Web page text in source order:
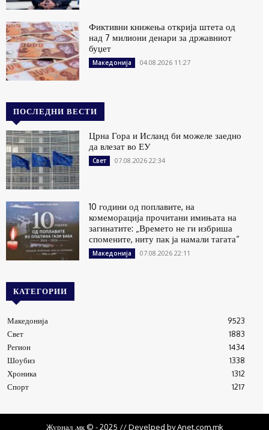
Фиктивни книжења открија штета од
над 7 милиони денари за државниот
буџет
Македонија 04.08.2026 11:27
ПОСЛЕДНИ ВЕСТИ
Црна Гора и Исланд би можеле заедно
да влезат во ЕУ
Свет 07.08.2026 22:34
10 години од поплавите, на
комеморација прочитани имињата на
загинатите: „Времето не ги избриша
спомените, ниту пак ја намали тагата“
Македонија 07.08.2026 22:11
КАТЕГОРИИ
Македонија
9523
Свет
1883
Регион
1434
Шоубиз
1338
Хроника
1312
Спорт
1217
Журнал .мк © - 2025 // Develped by Anet.com.mk